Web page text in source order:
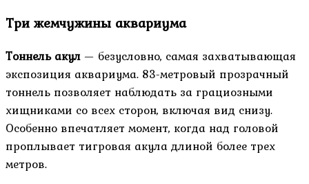
Три жемчужины аквариума
Тоннель акул — безусловно, самая захватывающая
экспозиция аквариума. 83-метровый прозрачный
тоннель позволяет наблюдать за грациозными
хищниками со всех сторон, включая вид снизу.
Особенно впечатляет момент, когда над головой
проплывает тигровая акула длиной более трех
метров.